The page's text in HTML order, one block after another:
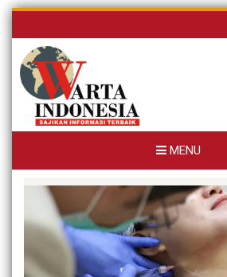
Skip
content
MENU